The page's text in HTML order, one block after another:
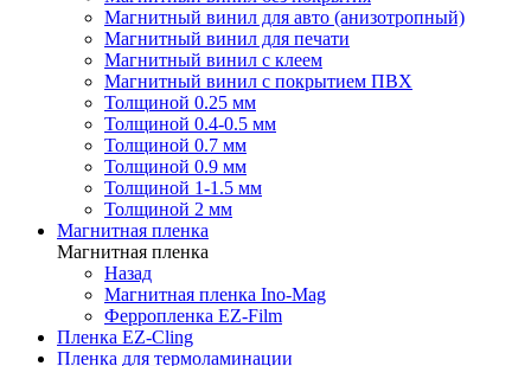
Магнитный винил для авто (анизотропный)
Магнитный винил для печати
Магнитный винил с клеем
Магнитный винил с покрытием ПВХ
Толщиной 0.25 мм
Толщиной 0.4-0.5 мм
Толщиной 0.7 мм
Толщиной 0.9 мм
Толщиной 1-1.5 мм
Толщиной 2 мм
Магнитная пленка
Магнитная пленка
Назад
Магнитная пленка Ino-Mag
Ферропленка EZ-Film
Пленка EZ-Cling
Пленка для термоламинации